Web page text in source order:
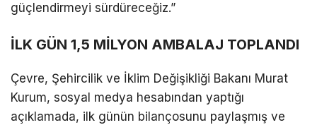
güçlendirmeyi sürdüreceğiz.”
İLK GÜN 1,5 MİLYON AMBALAJ TOPLANDI
Çevre, Şehircilik ve İklim Değişikliği Bakanı Murat
Kurum, sosyal medya hesabından yaptığı
açıklamada, ilk günün bilançosunu paylaşmış ve